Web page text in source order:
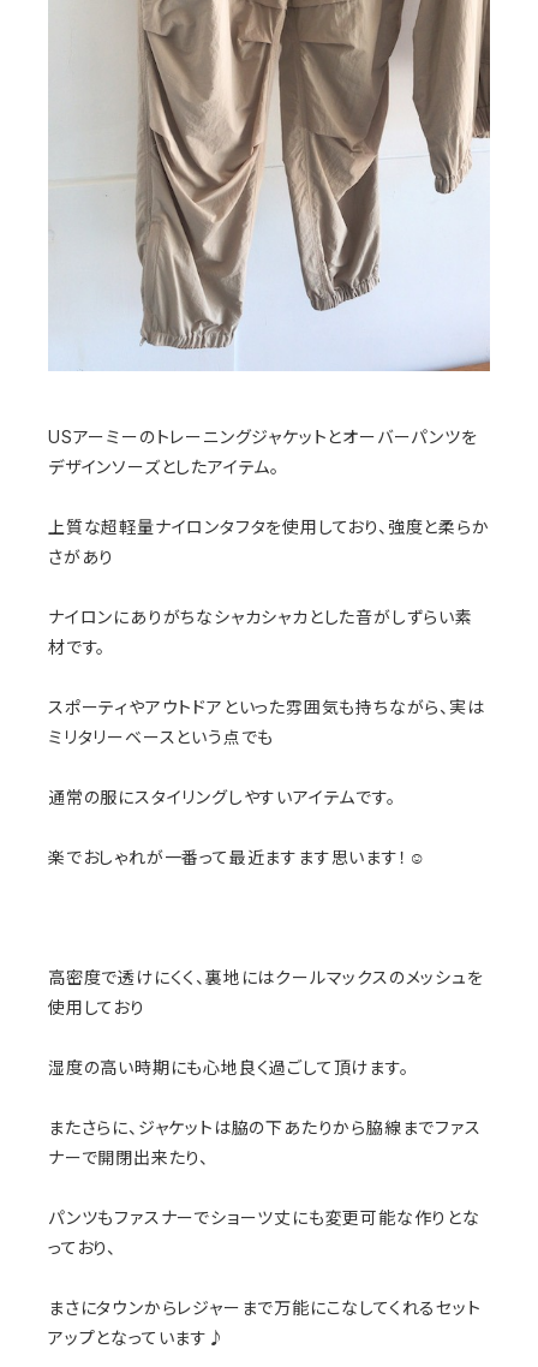
USアーミーのトレーニングジャケットとオーバーパンツを
デザインソーズとしたアイテム。
上質な超軽量ナイロンタフタを使用しており、強度と柔らか
さがあり
ナイロンにありがちなシャカシャカとした音がしずらい素
材です。
スポーティやアウトドアといった雰囲気も持ちながら、実は
ミリタリーベースという点でも
通常の服にスタイリングしやすいアイテムです。
楽でおしゃれが一番って最近ますます思います！☺️
高密度で透けにくく、裏地にはクールマックスのメッシュを
使用しており
湿度の高い時期にも心地良く過ごして頂けます。
またさらに、ジャケットは脇の下あたりから脇線までファス
ナーで開閉出来たり、
パンツもファスナーでショーツ丈にも変更可能な作りとな
っており、
まさにタウンからレジャーまで万能にこなしてくれるセット
アップとなっています♪